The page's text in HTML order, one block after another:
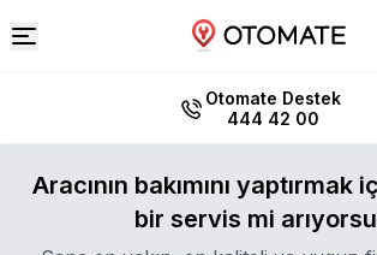
Otomate Destek
444 42 00
Aracının bakımını yaptırmak
bir servis mi